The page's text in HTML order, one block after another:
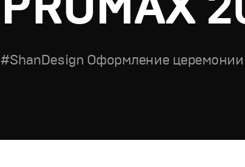
#ShanDesign Оформление церемонии